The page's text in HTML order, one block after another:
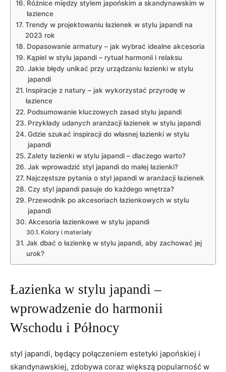
Różnice między stylem japońskim a skandynawskim w
łazience
Trendy w projektowaniu łazienek w stylu japandi na
2023 rok
Dopasowanie armatury – jak wybrać idealne akcesoria
Kąpiel w stylu japandi – rytuał harmonii i relaksu
Jakie błędy unikać przy urządzaniu łazienki w stylu
japandi
Inspiracje z natury – jak wykorzystać przyrodę w
łazience
Podsumowanie kluczowych zasad stylu japandi
Przykłady udanych aranżacji łazienek w stylu japandi
Gdzie szukać inspiracji do własnej łazienki w stylu
japandi
Zalety łazienki w stylu japandi – dlaczego warto?
Jak wprowadzić styl japandi do małej łazienki?
Najczęstsze pytania o styl japandi w aranżacji łazienek
Czy styl japandi pasuje do każdego wnętrza?
Przewodnik po akcesoriach łazienkowych w stylu
japandi
Akcesoria łazienkowe w stylu japandi
Kolory i materiały
Jak dbać o łazienkę w stylu japandi, aby zachować jej
urok?
Łazienka w stylu japandi –
wprowadzenie do harmonii
Wschodu i Północy
styl japandi, będący połączeniem estetyki japońskiej i
skandynawskiej, zdobywa coraz większą popularność w